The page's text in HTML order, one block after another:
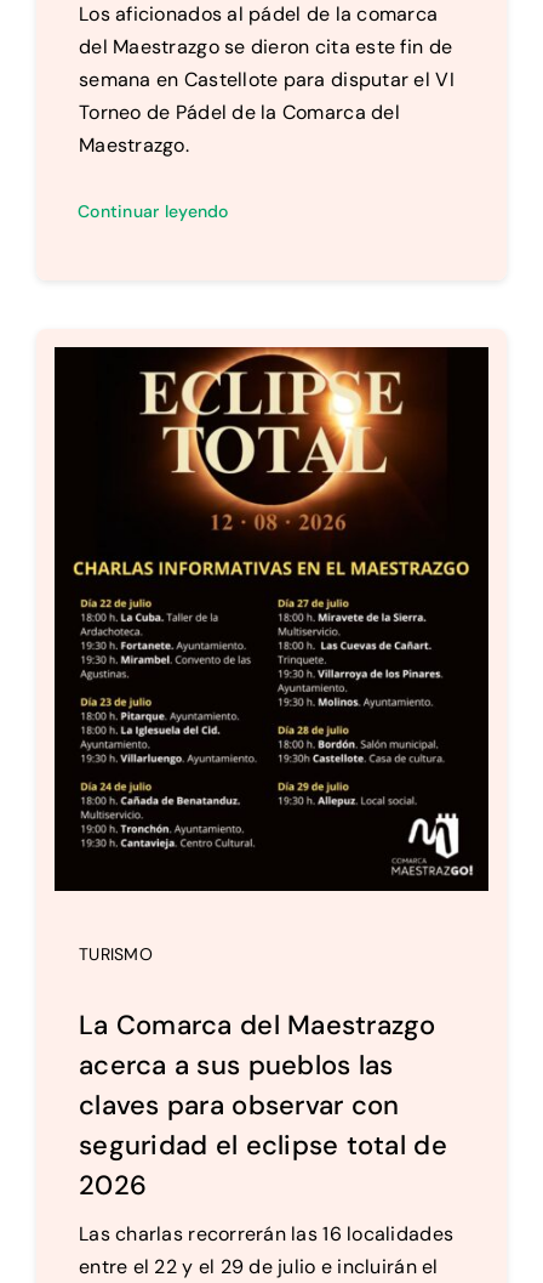
Los aficionados al pádel de la comarca
del Maestrazgo se dieron cita este fin de
semana en Castellote para disputar el VI
Torneo de Pádel de la Comarca del
Maestrazgo.
Continuar leyendo
TURISMO
La Comarca del Maestrazgo
acerca a sus pueblos las
claves para observar con
seguridad el eclipse total de
2026
Las charlas recorrerán las 16 localidades
entre el 22 y el 29 de julio e incluirán el